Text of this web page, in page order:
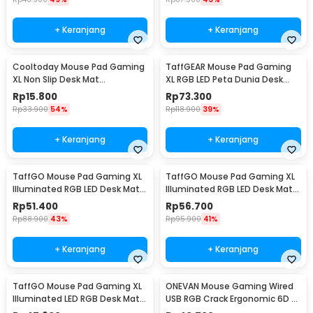
+ Keranjang + Keranjang
Cooltoday Mouse Pad Gaming
XL Non Slip Desk Mat
800x300x2mm - LN001
Rp15.800
Rp33.900 54%
+ Keranjang
TaffGEAR Mouse Pad Gaming
XL RGB LED Peta Dunia Desk
Mat 400x900x4mm - GMS-
WT-5
Rp73.300
Rp118.900 39%
+ Keranjang
TaffGO Mouse Pad Gaming XL
Illuminated RGB LED Desk Mat
800x300x4mm GMS-WT5
Rp51.400
Rp88.900 43%
+ Keranjang
TaffGO Mouse Pad Gaming XL
Illuminated RGB LED Desk Mat
800x300x4mm RGB-04
Rp56.700
Rp95.900 41%
+ Keranjang
TaffGO Mouse Pad Gaming XL
Illuminated LED RGB Desk Mat
ONEVAN Mouse Gaming Wired
USB RGB Crack Ergonomic 6D 6